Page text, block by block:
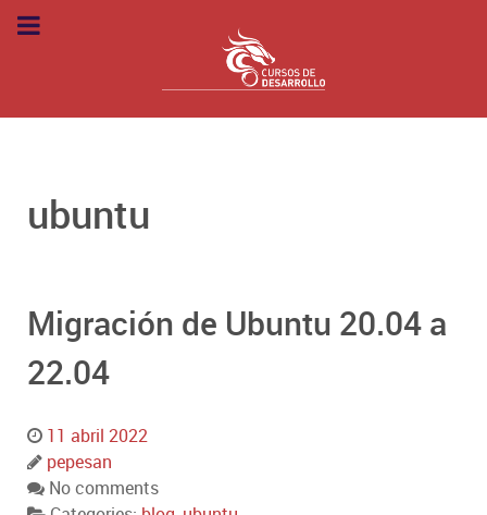
ubuntu
Migración de Ubuntu 20.04 a
22.04
11 abril 2022
pepesan
No comments